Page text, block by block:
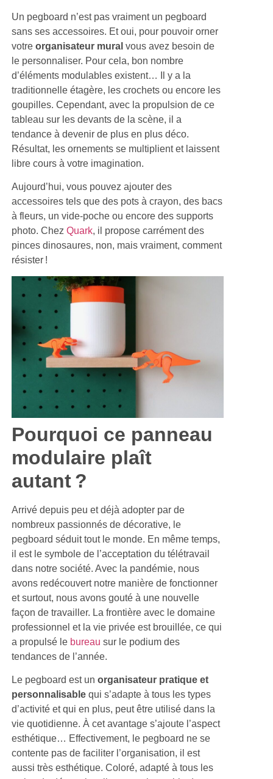
Un pegboard n’est pas vraiment un pegboard
sans ses accessoires. Et oui, pour pouvoir orner
votreorganisateur mural vous avez besoin de
le personnaliser. Pour cela, bon nombre
d’éléments modulables existent… Il y a la
traditionnelle étagère, les crochets ou encore les
goupilles. Cependant, avec la propulsion de ce
tableau sur les devants de la scène, il a
tendance à devenir de plus en plus déco.
Résultat, les ornements se multiplient et laissent
libre cours à votre imagination.
Aujourd’hui, vous pouvez ajouter des
accessoires tels que des pots à crayon, des bacs
à fleurs, un vide-poche ou encore des supports
photo. ChezQuark, il propose carrément des
pinces dinosaures, non, mais vraiment, comment
résister !
Pourquoi ce panneau
modulaire plaît
autant ?
Arrivé depuis peu et déjà adopter par de
nombreux passionnés de décorative, le
pegboard séduit tout le monde. En même temps,
il est le symbole de l’acceptation du télétravail
dans notre société. Avec la pandémie, nous
avons redécouvert notre manière de fonctionner
et surtout, nous avons gouté à une nouvelle
façon de travailler. La frontière avec le domaine
professionnel et la vie privée est brouillée, ce qui
a propulsé le bureau sur le podium des
tendances de l’année.
Le pegboard est unorganisateur pratique et
personnalisable qui s’adapte à tous les types
d’activité et qui en plus, peut être utilisé dans la
vie quotidienne. À cet avantage s’ajoute l’aspect
esthétique… Effectivement, le pegboard ne se
contente pas de faciliter l’organisation, il est
aussi très esthétique. Coloré, adapté à tous les